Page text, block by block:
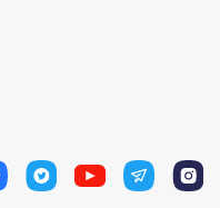
1 1 1 1